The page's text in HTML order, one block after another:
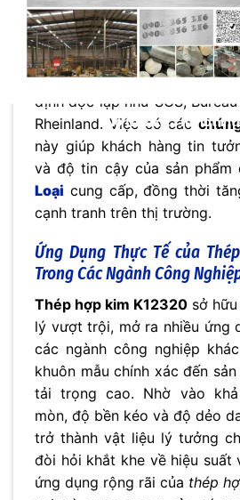
quan cho thấythép K12320
cầu của tiêu chuẩn kỹ
phổ biến bao gồm ISO
chất lượng), chứng nhận từ
định độc lập như SGS,
Rheinland. Việc có các
này giúp khách hàng tin
và độ tin cậy của sản phẩm
Loại cung cấp, đồng thời
cạnh tranh trên thị trường.
Ứng Dụng Thực Tế của
Trong Các Ngành Công
Thép hợp kim K12320 sở
lý vượt trội, mở ra nhiều ứng
các ngành công nghiệp
khuôn mẫu chính xác đến
tải trọng cao. Nhờ vào
mòn, độ bền kéo và độ dẻo
trở thành vật liệu lý tưởng
đòi hỏi khắt khe về hiệu suất
ứng dụng rộng rãi của thép
No thanks, I’m not